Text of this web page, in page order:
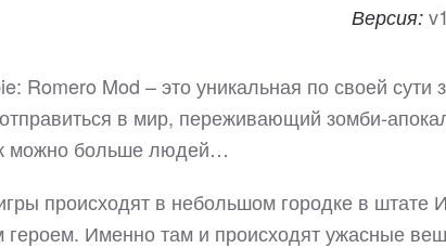
Версия:
Romero Mod – это уникальная по своей
в мир, переживающий зомби-
можно больше людей…
происходят в небольшом городке в штате
героем. Именно там и происходят ужасные